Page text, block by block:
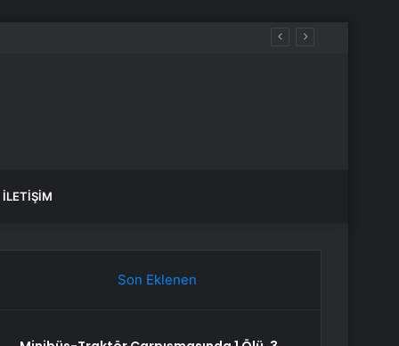
İLETIŞIM
Son Eklenen